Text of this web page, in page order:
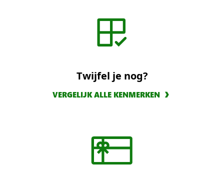
Twijfel je nog?
VERGELIJK ALLE KENMERKEN